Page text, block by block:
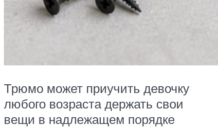
Трюмо может приучить девочку
любого возраста держать свои
вещи в надлежащем порядке